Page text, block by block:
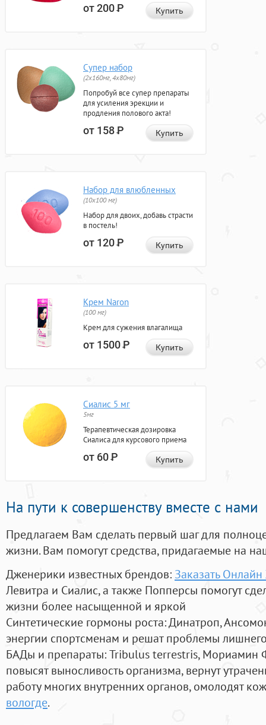
от 200Р Купить
Супер набор
(2х160мг, 4х80мг)
Попробуй все супер препараты
для усиления эрекции и
продления полового акта!
от 158Р Купить
Набор для влюбленных
(10х100 мг)
Набор для двоих, добавь страсти
в постель!
от 120Р Купить
Крем Naron
(100 мг)
Крем для сужения влагалища
от 1500Р Купить
Сиалис 5 мг
5мг
Терапевтическая дозировка
Сиалиса для курсового приема
от 60Р Купить
На пути к совершенству вместе с нами
Предлагаем Вам сделать первый шаг для
жизни. Вам помогут средства, придагаемые на
Дженерики известных брендов: Заказать
Левитра и Сиалис, а также Попперсы помогут
жизни более насыщенной и яркой
Синтетические гормоны роста: Динатроп,
энергии спортсменам и решат проблемы
БАДы и препараты:Tribulus terrestris, Мориамин
повысят выносливость организма, вернут
работу многих внутренних органов, омолодят
вологде.